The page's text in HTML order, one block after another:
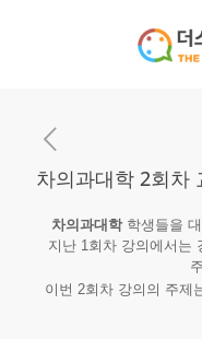
차의과대학 2회차
차의과대학학생들을
지난 1회차 강의에서는
이번 2회차 강의의 주제